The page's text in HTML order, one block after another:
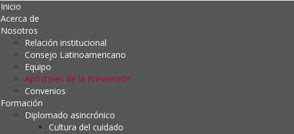
Inicio
Acerca de
Nosotros
Relación institucional
Consejo Latinoamericano
Equipo
Apóstoles de la Prevención
Convenios
Formación
Diplomado asincrónico
Cultura del cuidado